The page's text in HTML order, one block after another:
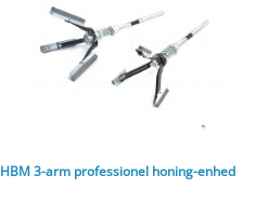
HBM 3-arm professionel honing-enhed